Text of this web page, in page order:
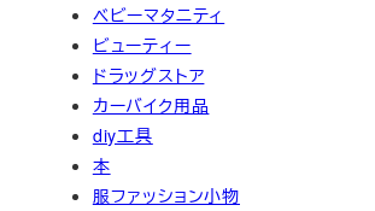
ベビーマタニティ
ビューティー
ドラッグストア
カーバイク用品
diy工具
本
服ファッション小物